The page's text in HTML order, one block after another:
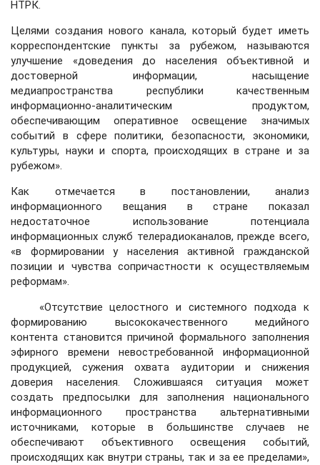
НТРК.
Целями создания нового канала, который будет иметь
корреспондентские пункты за рубежом, называются
улучшение «доведения до населения объективной и
достоверной информации, насыщение
медиапространства республики качественным
информационно-аналитическим продуктом,
обеспечивающим оперативное освещение значимых
событий в сфере политики, безопасности, экономики,
культуры, науки и спорта, происходящих в стране и за
рубежом».
Как отмечается в постановлении, анализ
информационного вещания в стране показал
недостаточное использование потенциала
информационных служб телерадиоканалов, прежде всего,
«в формировании у населения активной гражданской
позиции и чувства сопричастности к осуществляемым
реформам».
«Отсутствие целостного и системного подхода к
формированию высококачественного медийного
контента становится причиной формального заполнения
эфирного времени невостребованной информационной
продукцией, сужения охвата аудитории и снижения
доверия населения. Сложившаяся ситуация может
создать предпосылки для заполнения национального
информационного пространства альтернативными
источниками, которые в большинстве случаев не
обеспечивают объективного освещения событий,
происходящих как внутри страны, так и за ее пределами»,